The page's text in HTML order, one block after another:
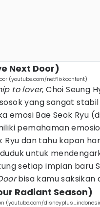
Next Door)
(youtube.com/netflixkcontent)
to lover, Choi Seung
yang sangat
emosi Bae Seok Ryu
pemahaman
dan tahu kapan
untuk
setiap impian baru
bisa kamu saksikan
Radiant Season)
(youtube.com/